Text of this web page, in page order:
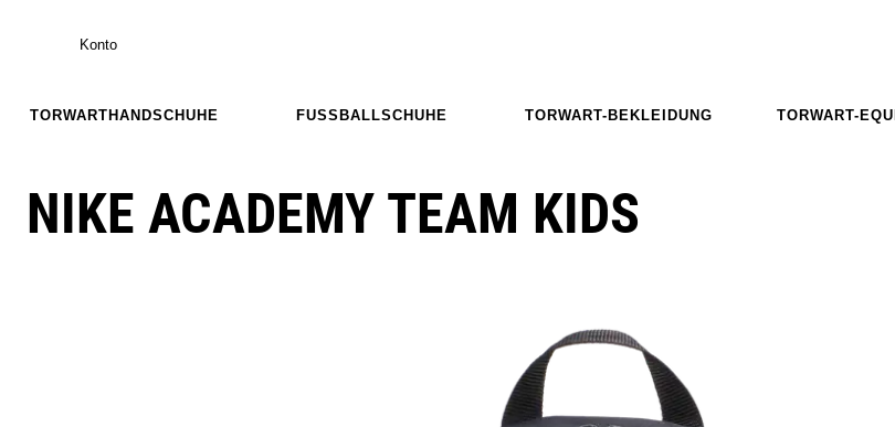
Konto
TORWARTHANDSCHUHE FUSSBALLSCHUHE TORWART-BEKLEIDUNG TORWART-
NIKE ACADEMY TEAM KIDS